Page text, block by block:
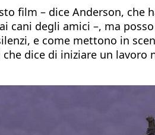
film – dice Anderson, che
cani degli amici –, ma
e come mettono in
dice di iniziare un lavoro